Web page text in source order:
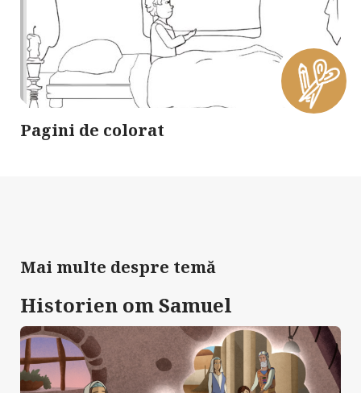
Pagini de colorat
Mai multe despre temă
Historien om Samuel